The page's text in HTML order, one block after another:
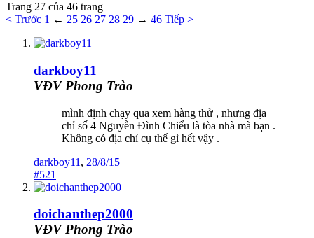
Trang 27 của 46 trang
< Trước 1 ← 25 26 27 28 29 → 46 Tiếp >
darkboy11
VĐV Phong Trào
mình định chạy qua xem hàng thử , nhưng địa
chỉ số 4 Nguyễn Đình Chiểu là tòa nhà mà bạn .
Không có địa chỉ cụ thể gì hết vậy .
darkboy11 , 28/8/15
#521
doichanthep2000
VĐV Phong Trào